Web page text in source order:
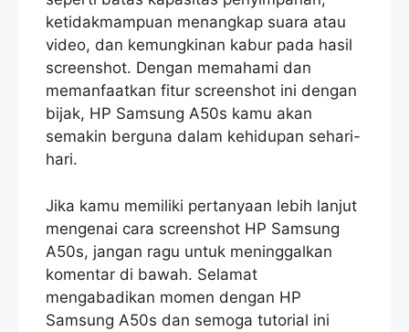
ketidakmampuan menangkap suara atau
video, dan kemungkinan kabur pada hasil
screenshot. Dengan memahami dan
memanfaatkan fitur screenshot ini dengan
bijak, HP Samsung A50s kamu akan
semakin berguna dalam kehidupan sehari-
hari.
Jika kamu memiliki pertanyaan lebih lanjut
mengenai cara screenshot HP Samsung
A50s, jangan ragu untuk meninggalkan
komentar di bawah. Selamat
mengabadikan momen dengan HP
Samsung A50s dan semoga tutorial ini